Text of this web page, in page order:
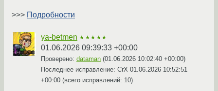
>>> Подробности
ya-betmen ★★★★★
01.06.2026 09:39:33 +00:00
Проверено: dataman (01.06.2026 10:02:40 +00:00)
Последнее исправление: CrX 01.06.2026 10:52:51
+00:00 (всего исправлений: 10)